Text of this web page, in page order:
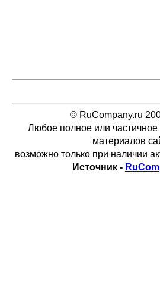
© RuCompany.ru
Любое полное или частичное
материалов
возможно только при наличии
Источник -